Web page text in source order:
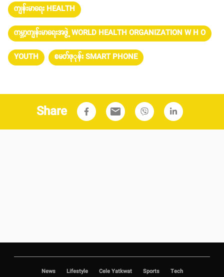
ကျန်းမာရေး HEALTH
ကမ္ဘာ့ကျန်းမာရေးအဖွဲ့ WORLD HEALTH ORGANIZATION W H O
YOUTH စမတ်ဖုုန်း SMART PHONE
Share email
News Lifestyle Cele Yatkwat Sports Tech